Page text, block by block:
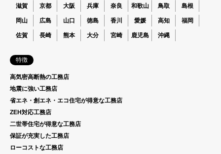
滋賀 京都 大阪 兵庫 奈良 和歌山 鳥取 島根
岡山 広島 山口 徳島 香川 愛媛 高知 福岡
佐賀 長崎 熊本 大分 宮崎 鹿児島 沖縄
特徴
高気密高断熱の工務店
地震に強い工務店
省エネ・創エネ・エコ住宅が得意な工務店
ZEH対応工務店
二世帯住宅が得意な工務店
保証が充実した工務店
ローコストな工務店